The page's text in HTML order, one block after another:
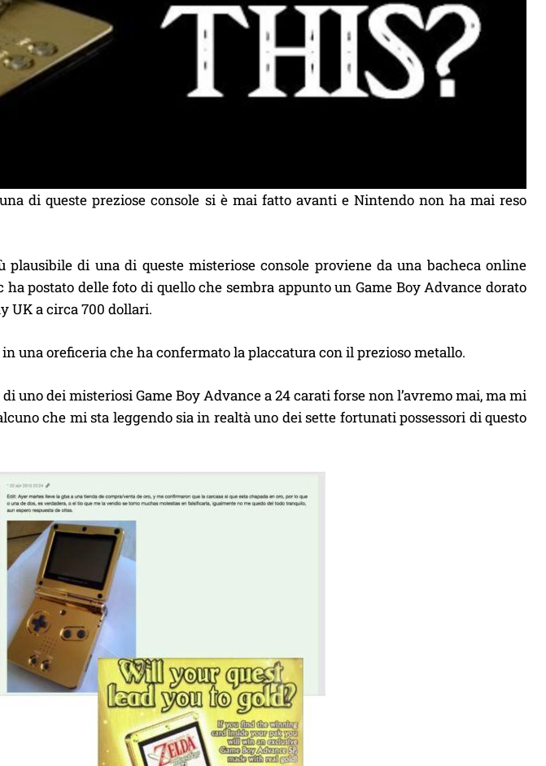
di queste preziose console si è mai fatto avanti e Nintendo non ha mai reso
plausibile di una di queste misteriose console proviene da una bacheca online
postato delle foto di quello che sembra appunto un Game Boy Advance dorato
UK a circa 700 dollari.
una oreficeria che ha confermato la placcatura con il prezioso metallo.
uno dei misteriosi Game Boy Advance a 24 carati forse non l’avremo mai, ma mi
che mi sta leggendo sia in realtà uno dei sette fortunati possessori di questo